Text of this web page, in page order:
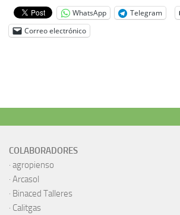
WhatsApp Telegram
Correo electrónico
COLABORADORES
· agropienso
· Arcasol
· Binaced Talleres
· Calitgas